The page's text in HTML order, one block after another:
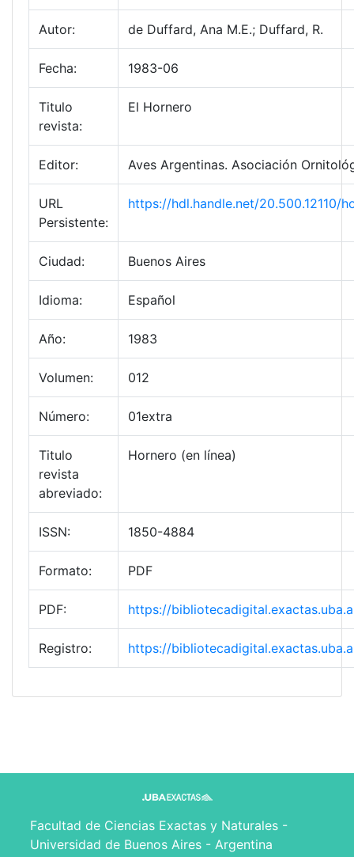
Autor: de Duffard, Ana M.E.; Duffard, R.
Fecha: 1983-06
Titulo
revista:
El Hornero
Editor: Aves Argentinas. Asociación
URL
Persistente:
https://hdl.handle.net/20.500.12110/
Ciudad: Buenos Aires
Idioma: Español
Año: 1983
Volumen: 012
Número: 01extra
Titulo
revista
abreviado:
Hornero (en línea)
ISSN: 1850-4884
Formato: PDF
PDF: https://
Registro: https://
Facultad de Ciencias Exactas y Naturales -
Universidad de Buenos Aires - Argentina